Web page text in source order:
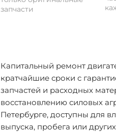
запчасти
Капитальный ремонт
кратчайшие сроки с
запчастей и расходных
восстановлению силовых
Петербурге, доступны для
выпуска, пробега или